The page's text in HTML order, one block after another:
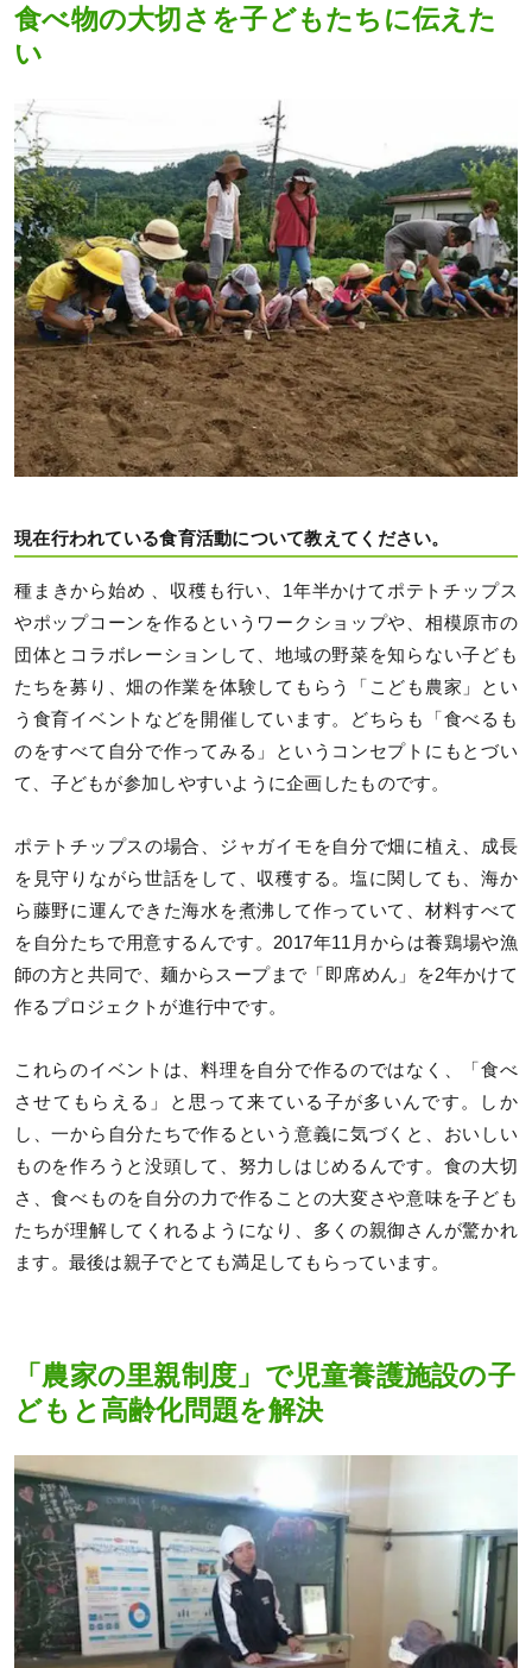
食べ物の大切さを子どもたちに伝えた
い
現在行われている食育活動について教えてください。
種まきから始め 、収穫も行い、1年半かけてポテトチップス
やポップコーンを作るというワークショップや、相模原市の
団体とコラボレーションして、地域の野菜を知らない子ども
たちを募り、畑の作業を体験してもらう「こども農家」とい
う食育イベントなどを開催しています。どちらも「食べるも
のをすべて自分で作ってみる」というコンセプトにもとづい
て、子どもが参加しやすいように企画したものです。
ポテトチップスの場合、ジャガイモを自分で畑に植え、成長
を見守りながら世話をして、収穫する。塩に関しても、海か
ら藤野に運んできた海水を煮沸して作っていて、材料すべて
を自分たちで用意するんです。2017年11月からは養鶏場や漁
師の方と共同で、麺からスープまで「即席めん」を2年かけて
作るプロジェクトが進行中です。
これらのイベントは、料理を自分で作るのではなく、「食べ
させてもらえる」と思って来ている子が多いんです。しか
し、一から自分たちで作るという意義に気づくと、おいしい
ものを作ろうと没頭して、努力しはじめるんです。食の大切
さ、食べものを自分の力で作ることの大変さや意味を子ども
たちが理解してくれるようになり、多くの親御さんが驚かれ
ます。最後は親子でとても満足してもらっています。
「農家の里親制度」で児童養護施設の子
どもと高齢化問題を解決